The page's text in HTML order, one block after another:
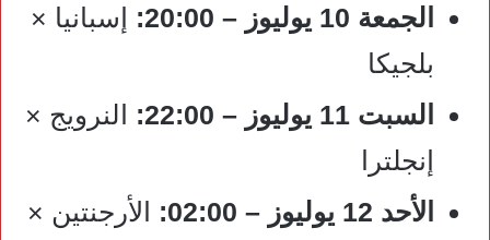
الجمعة 10 يوليوز – 20:00:
إسبانيا ×
بلجيكا
السبت 11 يوليوز – 22:00:
النرويج ×
إنجلترا
الأحد 12 يوليوز – 02:00:
الأرجنتين ×